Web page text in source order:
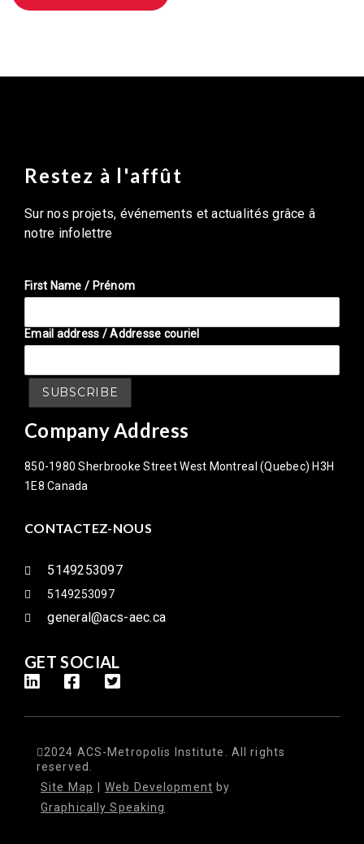
Restez à l'affût
Sur nos projets, événements et actualités grâce â
notre infolettre
First Name / Prénom
Email address / Addresse couriel
Company Address
850-1980 Sherbrooke Street West Montreal (Quebec) H3H
1E8 Canada
CONTACTEZ-NOUS
5149253097
5149253097
general@acs-aec.ca
GET SOCIAL
2024 ACS-Metropolis Institute. All rights
reserved.
Site Map
Web Development by
Graphically Speaking